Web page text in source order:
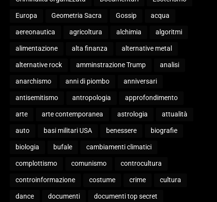
Europa Geometria Sacra Gossip acqua
aereonautica agricoltura alchimia algoritmi
alimentazione alta finanza alternative metal
alternative rock amminstrazione Trump analisi
anarchismo anni di piombo anniversari
antisemitismo antropologia approfondimento
arte arte contemporanea astrologia attualità
auto basi militari USA benessere biografie
biologia bufale cambiamenti climatici
complottismo comunismo controcultura
controinformazione costume crime cultura
dance documenti documenti top secret